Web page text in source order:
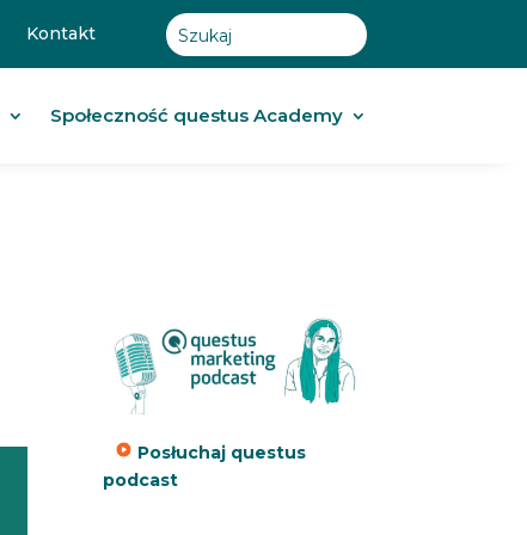
Kontakt
Społeczność questus Academy
Posłuchaj questus
podcast